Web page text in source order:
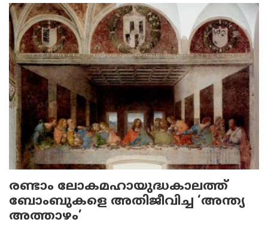
രണ്ടാം ലോകമഹായുദ്ധകാലത്ത്
ബോംബുകളെ അതിജീവിച്ച ‘അന്ത്യ
അത്താഴം’